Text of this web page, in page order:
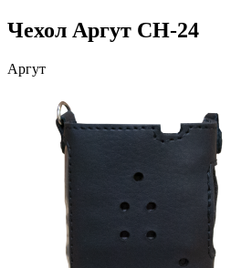
Чехол Аргут CH-24
Аргут